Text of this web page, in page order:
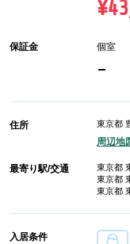
保証金 個室
-
住所 東京都
周辺地
最寄り駅/交通
東京都
東京都
東京都
入居条件